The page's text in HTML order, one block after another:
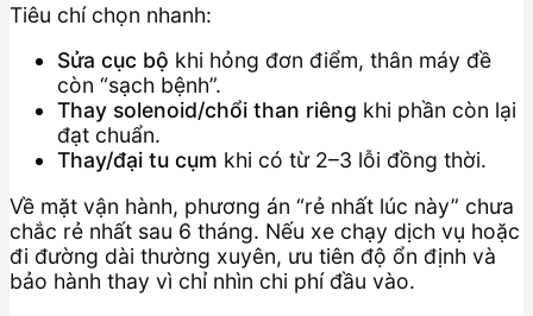
Tiêu chí chọn nhanh:
Sửa cục bộ khi hỏng đơn điểm, thân máy đề
còn “sạch bệnh”.
Thay solenoid/chổi than riêng khi phần còn lại
đạt chuẩn.
Thay/đại tu cụm khi có từ 2–3 lỗi đồng thời.
Về mặt vận hành, phương án “rẻ nhất lúc này” chưa
chắc rẻ nhất sau 6 tháng. Nếu xe chạy dịch vụ hoặc
đi đường dài thường xuyên, ưu tiên độ ổn định và
bảo hành thay vì chỉ nhìn chi phí đầu vào.